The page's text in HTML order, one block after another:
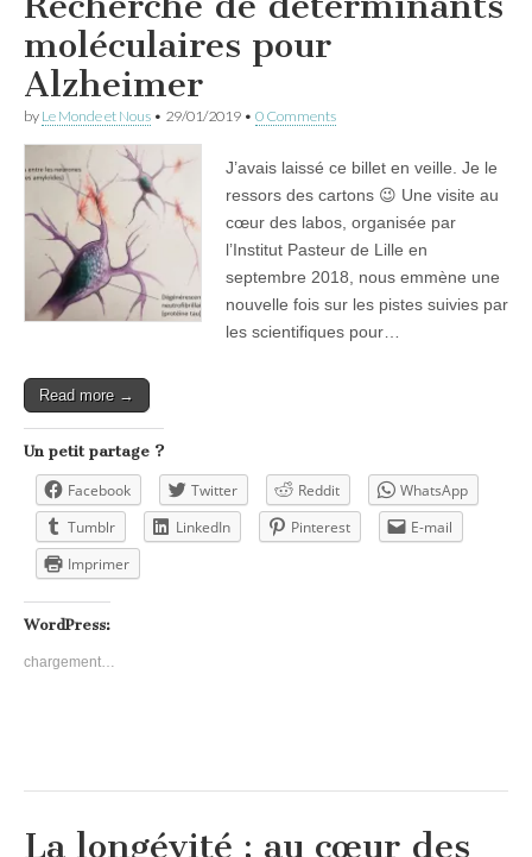
moléculaires pour
Alzheimer
by Le Monde et Nous • 29/01/2019 • 0 Comments
J’avais laissé ce billet en veille. Je le
ressors des cartons 😉 Une visite au
cœur des labos, organisée par
l’Institut Pasteur de Lille en
septembre 2018, nous emmène une
nouvelle fois sur les pistes suivies par
les scientifiques pour…
Read more →
Un petit partage ?
Facebook Twitter Reddit
WhatsApp
Tumblr
LinkedIn Pinterest
E-mail
Imprimer
WordPress:
chargement…
La longévité : au cœur des